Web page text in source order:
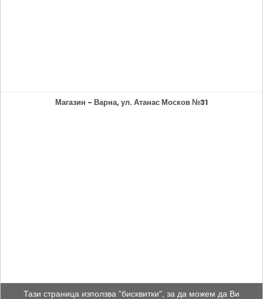
Тази страница използва "бисквитки", за да можем да Ви
Магазин - Варна, ул. Атанас Москов №31